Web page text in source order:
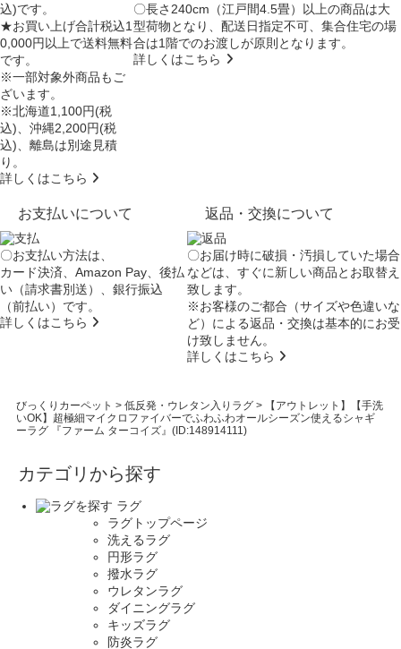
込)です。
★お買い上げ合計税込1
0,000円以上で送料無料
です。
※一部対象外商品もご
ざいます。
※北海道1,100円(税
込)、沖縄2,200円(税
込)、離島は別途見積
り。
詳しくはこちら
〇長さ240cm（江戸間4.5畳）以上の商品は大
型荷物となり、配送日指定不可 、集合住宅の場
合は1階でのお渡しが原則となります。
詳しくはこちら
お支払いについて
〇お支払い方法は、
カード決済、Amazon Pay、後払
い（請求書別送）、銀行振込
（前払い）です。
詳しくはこちら
返品・交換について
〇お届け時に破損・汚損していた場合
などは、すぐに新しい商品とお取替え
致します。
※お客様のご都合（サイズや色違いな
ど）による返品・交換は基本的にお受
け致しません。
詳しくはこちら
びっくりカーペット > 低反発・ウレタン入りラグ>
【アウトレット】【手洗
いOK】超極細マイクロファイバーでふわふわオールシーズン使えるシャギ
ーラグ 『ファーム ターコイズ』(ID:148914111)
カテゴリから探す
ラグ
ラグトップページ
洗えるラグ
円形ラグ
撥水ラグ
ウレタンラグ
ダイニングラグ
キッズラグ
防炎ラグ